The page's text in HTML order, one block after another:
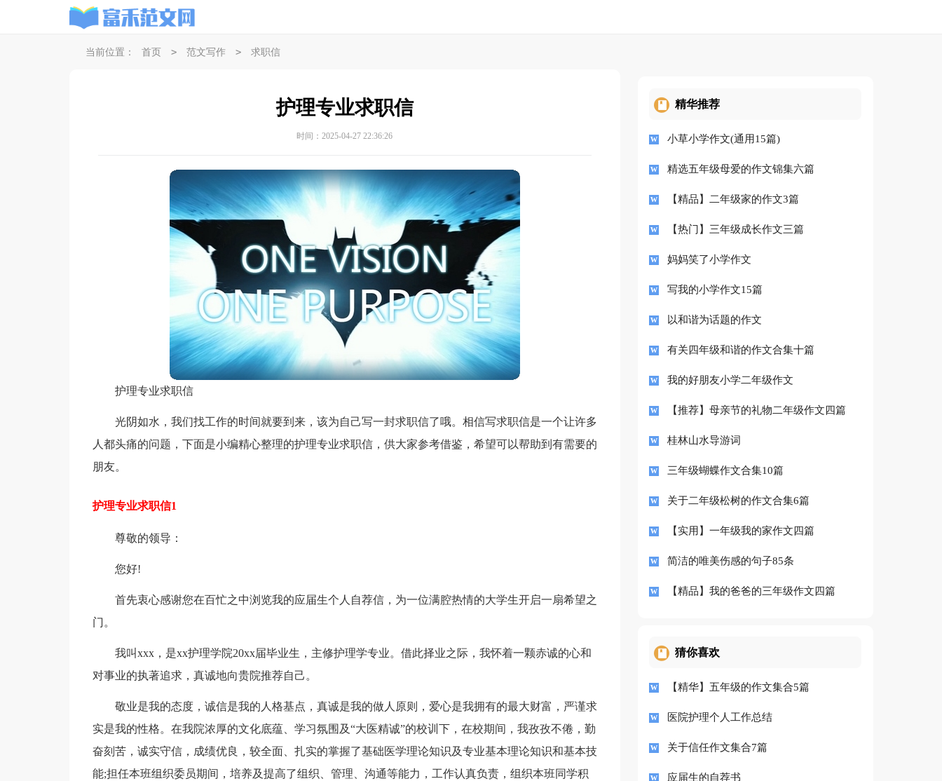
当前位置： 首页 > 范文写作 > 求职信
护理专业求职信
时间：2025-04-27 22:36:26
护理专业求职信
光阴如水，我们找工作的时间就要到来，该为自己写一封求职信了哦。相信写求职信是一个让许多
人都头痛的问题，下面是小编精心整理的护理专业求职信，供大家参考借鉴，希望可以帮助到有需要的
朋友。
护理专业求职信1
尊敬的领导：
您好!
首先衷心感谢您在百忙之中浏览我的应届生个人自荐信，为一位满腔热情的大学生开启一扇希望之
门。
我叫xxx，是xx护理学院20xx届毕业生，主修护理学专业。借此择业之际，我怀着一颗赤诚的心和
对事业的执著追求，真诚地向贵院推荐自己。
敬业是我的态度，诚信是我的人格基点，真诚是我的做人原则，爱心是我拥有的最大财富，严谨求
实是我的性格。在我院浓厚的文化底蕴、学习氛围及“大医精诚”的校训下，在校期间，我孜孜不倦，勤
奋刻苦，诚实守信，成绩优良，较全面、扎实的掌握了基础医学理论知识及专业基本理论知识和基本技
能;担任本班组织委员期间，培养及提高了组织、管理、沟通等能力，工作认真负责，组织本班同学积
精华推荐
小草小学作文(通用15篇)
精选五年级母爱的作文锦集六篇
【精品】二年级家的作文3篇
【热门】三年级成长作文三篇
妈妈笑了小学作文
写我的小学作文15篇
以和谐为话题的作文
有关四年级和谐的作文合集十篇
我的好朋友小学二年级作文
【推荐】母亲节的礼物二年级作文四篇
桂林山水导游词
三年级蝴蝶作文合集10篇
关于二年级松树的作文合集6篇
【实用】一年级我的家作文四篇
简洁的唯美伤感的句子85条
【精品】我的爸爸的三年级作文四篇
猜你喜欢
【精华】五年级的作文集合5篇
医院护理个人工作总结
关于信任作文集合7篇
应届生的自荐书